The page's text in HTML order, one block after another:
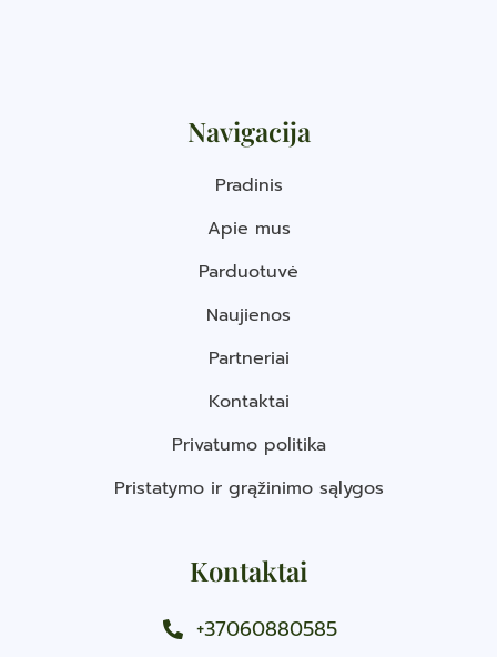
Navigacija
Pradinis
Apie mus
Parduotuvė
Naujienos
Partneriai
Kontaktai
Privatumo politika
Pristatymo ir grąžinimo sąlygos
Kontaktai
+37060880585